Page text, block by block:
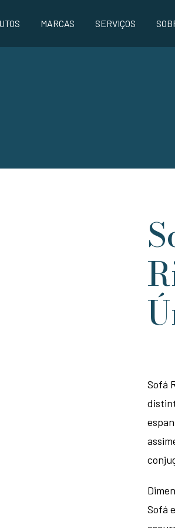
MARCAS SERVIÇOS
Sofá
Sofá